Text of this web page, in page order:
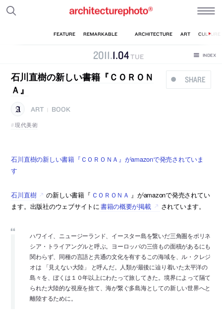
2011.1.04TUE
SHARE
石川直樹の新しい書籍『ＣＯＲＯＮ
Ａ』
ART
BOOK
現代美術
石川直樹の新しい書籍『ＣＯＲＯＮＡ』がamazonで発売されていま
す
石川直樹 の新しい書籍『 ＣＯＲＯＮＡ 』がamazonで発売されてい
ます。出版社のウェブサイトに書籍の概要が掲載 されています。
ハワイイ、ニュージーランド、イースター島を繋いだ三角圏をポリネ
シア・トライアングルと呼ぶ。ヨーロッパの三倍もの面積があるにも
関わらず、同種の言語と共通の文化を有するこの海域を、ル・クレジ
オは 「見えない大陸」 と呼んだ。人類が最後に辿り着いた太平洋の
島々を、ぼくは１０年以上にわたって旅してきた。境界によって隔て
られた大陸的な視座を捨て、海が繋ぐ多島海としての新しい世界へと
離陸するために。